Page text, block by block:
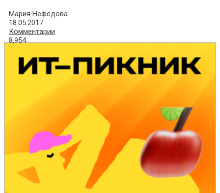
Мария Нефёдова
18.05.2017
Комментарии
8,954